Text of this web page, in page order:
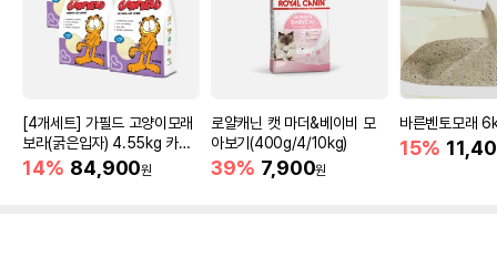
[4개세트] 가필드 고양이모래
보라(굵은입자) 4.55kg 카사
바모래
14% 84,900원
로얄캐닌 캣 마더&베이비 모
아보기(400g/4/10kg)
39% 7,900원
바른벤토모래
15%